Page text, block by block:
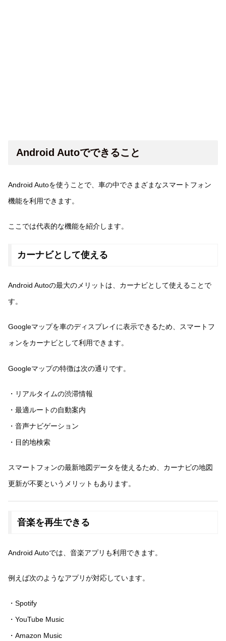
Android Autoでできること
Android Autoを使うことで、車の中でさまざまなスマートフォン
機能を利用できます。
ここでは代表的な機能を紹介します。
カーナビとして使える
Android Autoの最大のメリットは、カーナビとして使えることで
す。
Googleマップを車のディスプレイに表示できるため、スマートフ
ォンをカーナビとして利用できます。
Googleマップの特徴は次の通りです。
・リアルタイムの渋滞情報
・最適ルートの自動案内
・音声ナビゲーション
・目的地検索
スマートフォンの最新地図データを使えるため、カーナビの地図
更新が不要というメリットもあります。
音楽を再生できる
Android Autoでは、音楽アプリも利用できます。
例えば次のようなアプリが対応しています。
・Spotify
・YouTube Music
・Amazon Music